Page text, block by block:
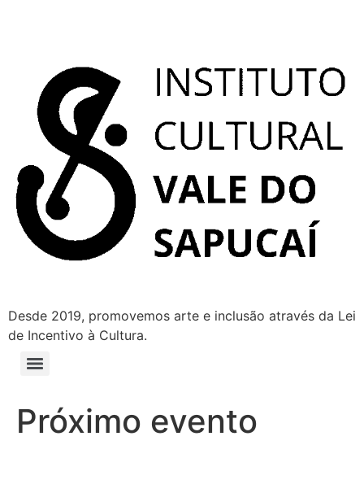
Desde 2019, promovemos arte e inclusão através da Lei
de Incentivo à Cultura.
Próximo evento